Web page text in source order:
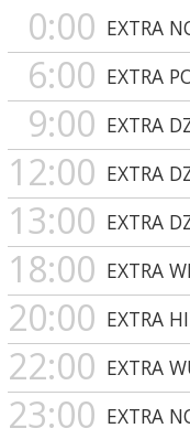
0:00 EXTRA
6:00 EXTRA
9:00 EXTRA
12:00 EXTRA
13:00 EXTRA
18:00 EXTRA
20:00 EXTRA
22:00 EXTRA
23:00 EXTRA